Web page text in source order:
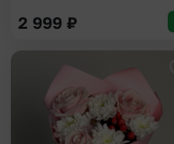
2 999 ₽